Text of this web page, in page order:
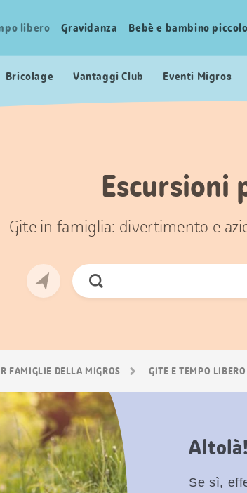
libero Gravidanza Bebè e bambino piccolo
Bricolage Vantaggi Club Eventi Migros
Escursioni
Gite in famiglia: divertimento e
Cerca
FAMIGLIE DELLA MIGROS GITE E TEMPO LIBERO
Se sì,